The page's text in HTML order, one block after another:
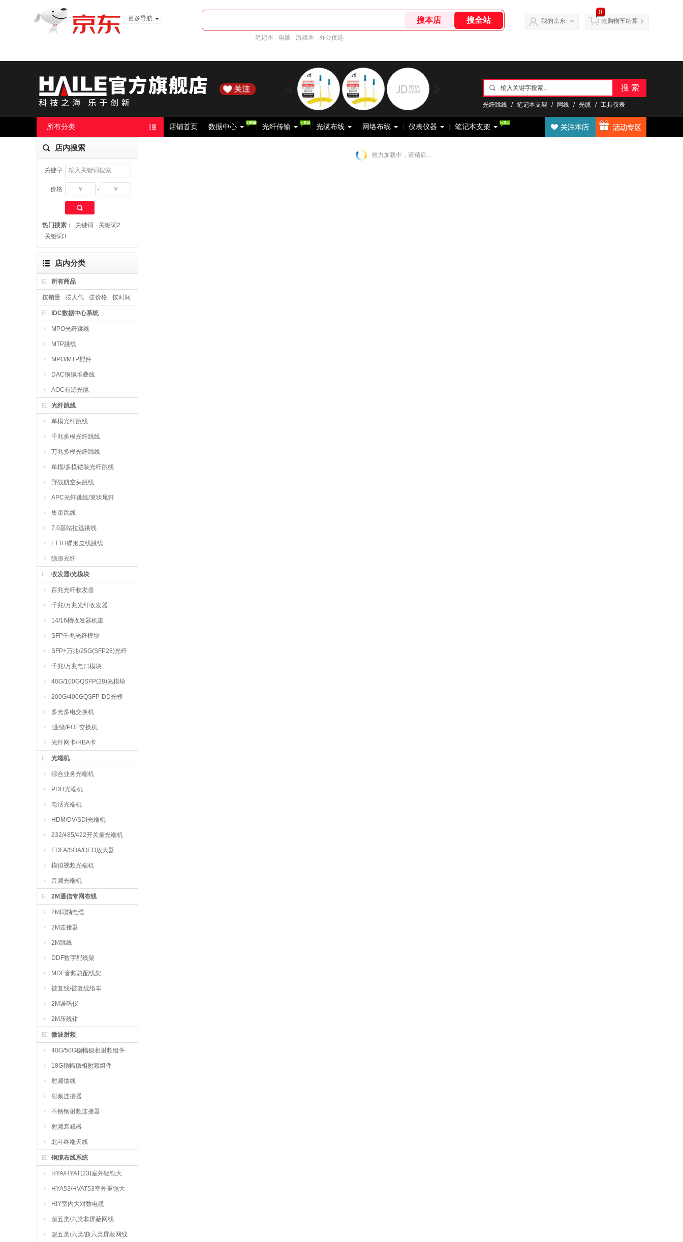
更多导航
笔记本 电脑 游戏本 办公优选
我的京东
0
去购物车结算
搜 索
光纤跳线 / 笔记本支架 / 网线 / 光缆 / 工具仪表
所有分类 店铺首页 数据中心 光纤传输 光缆布线 网络布线 仪表仪器 笔记本支架
店内搜索
关键字
价格 -
热门搜索： 关键词
关键词2
关键词3
店内分类
所有商品
按销量 按人气 按价格 按时间
IDC数据中心系统
MPO光纤跳线
MTP跳线
MPO/MTP配件
DAC铜缆堆叠线
AOC有源光缆
光纤跳线
单模光纤跳线
千兆多模光纤跳线
万兆多模光纤跳线
单模/多模铠装光纤跳线
野战航空头跳线
APC光纤跳线/束状尾纤
集束跳线
7.0基站拉远跳线
FTTH蝶形皮线跳线
隐形光纤
收发器/光模块
百兆光纤收发器
千兆/万兆光纤收发器
14/16槽收发器机架
SFP千兆光纤模块
SFP+万兆/25G(SFP28)光纤
模块
千兆/万兆电口模块
40G/100GQSFP(28)光模块
200G/400GQSFP-DD光模
块
多光多电交换机
[业级/POE交换机
光纤网卡/HBA卡
光端机
综合业务光端机
PDH光端机
电话光端机
HDM/DV/SDI光端机
232/485/422开关量光端机
EDFA/SOA/OEO放大器
模拟视频光端机
音频光端机
2M通信专网布线
2M同轴电缆
2M连接器
2M跳线
DDF数字配线架
MDF音频总配线架
被复线/被复线络车
2M误码仪
2M压线钳
微波射频
40G/50G稳幅稳相射频组件
18G稳幅稳相射频组件
射频馈线
射频连接器
不锈钢射频连接器
射频衰减器
北斗终端天线
铜缆布线系统
HYA/HYAT(23)室外轻铠大
对数电缆
HYA53/HVAT53室外重铠大
对数电缆
HIY室内大对数电缆
超五类/六类非屏蔽网线
超五类/六类/超六类屏蔽网线
努力加载中，请稍后...